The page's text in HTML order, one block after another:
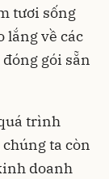
tươi sống
lắng về các
gói sẵn
trình
ta còn
doanh